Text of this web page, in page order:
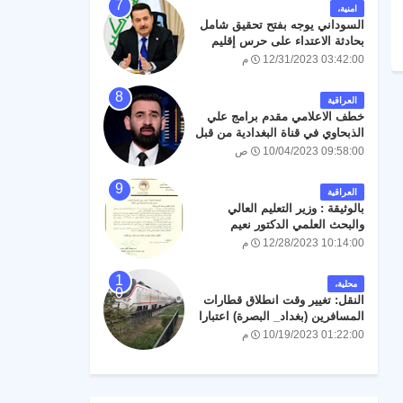
امنية،
السوداني يوجه بفتح تحقيق شامل
بحادثة الاعتداء على حرس إقليم
كردستان
12/31/2023 03:42:00 م
العراقية
خطف الاعلامي مقدم برامج علي
الذبحاوي في قناة البغدادية من قبل
جهة مجهولة.
10/04/2023 09:58:00 ص
العراقية
بالوثيقة : وزير التعليم العالي
والبحث العلمي الدكتور نعيم
العبودي يوجه بالسماح للطلبة
المقبولين في الدراسة المسائية
بالدوام في الجامعات للسنة
الدراسية 2024/2023 .
12/28/2023 10:14:00 م
محلية،
النقل: تغيير وقت انطلاق قطارات
المسافرين (بغداد_ البصرة) اعتبارا
من السبت المقبل
10/19/2023 01:22:00 م